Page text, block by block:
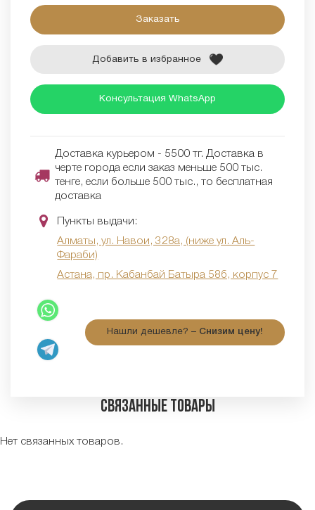
Заказать
Добавить в избранное
Консультация WhatsApp
Доставка курьером - 5500 тг. Доставка в
черте города если заказ меньше 500 тыс.
тенге, если больше 500 тыс., то бесплатная
доставка
Пункты выдачи:
Алматы, ул. Навои, 328а, (ниже ул. Аль-
Фараби)
Астана, пр. Кабанбай Батыра 58б, корпус 7
Нашли дешевле? – Снизим цену!
Связанные товары
Нет связанных товаров.